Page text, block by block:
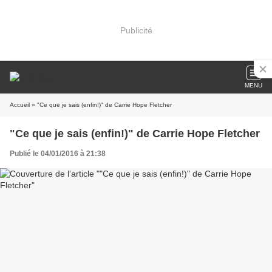
Publicité
MENU
Accueil » "Ce que je sais (enfin!)" de Carrie Hope Fletcher
"Ce que je sais (enfin!)" de Carrie Hope Fletcher
Publié le 04/01/2016 à 21:38